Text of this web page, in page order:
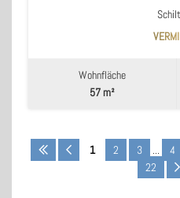
Wohnfläche
57 m²
1 2 3 ... 4
22